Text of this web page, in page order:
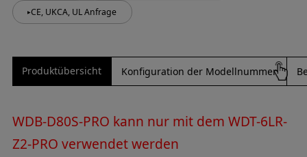
CE, UKCA, UL Anfrage
Produktübersicht Konfiguration der Modellnummer
WDB-D80S-PRO kann nur mit dem WDT-6LR-
Z2-PRO verwendet werden